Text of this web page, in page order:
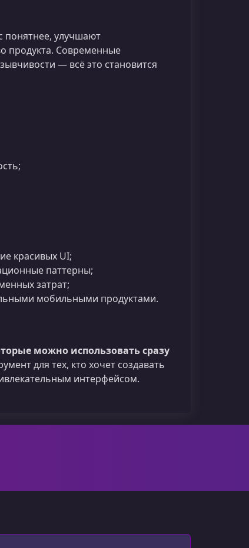
понятнее, улучшают
продукта. Современные
— всё это становится
красивых UI;
паттерны;
затрат;
мобильными продуктами.
можно использовать сразу
для тех, кто хочет создавать
интерфейсом.